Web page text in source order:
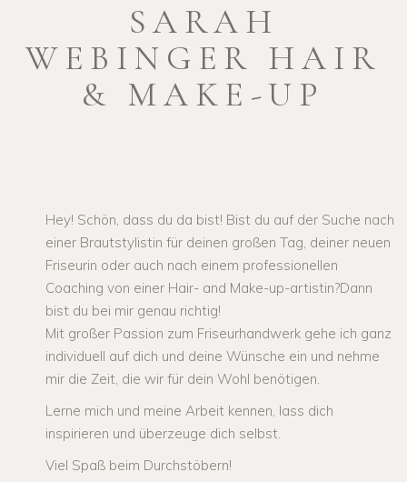
SARAH
WEBINGER HAIR
& MAKE-UP
Hey! Schön, dass du da bist! Bist du auf der Suche nach
einer Brautstylistin für deinen großen Tag, deiner neuen
Friseurin oder auch nach einem professionellen
Coaching von einer Hair- and Make-up-artistin?Dann
bist du bei mir genau richtig!
Mit großer Passion zum Friseurhandwerk gehe ich ganz
individuell auf dich und deine Wünsche ein und nehme
mir die Zeit, die wir für dein Wohl benötigen.
Lerne mich und meine Arbeit kennen, lass dich
inspirieren und überzeuge dich selbst.
Viel Spaß beim Durchstöbern!